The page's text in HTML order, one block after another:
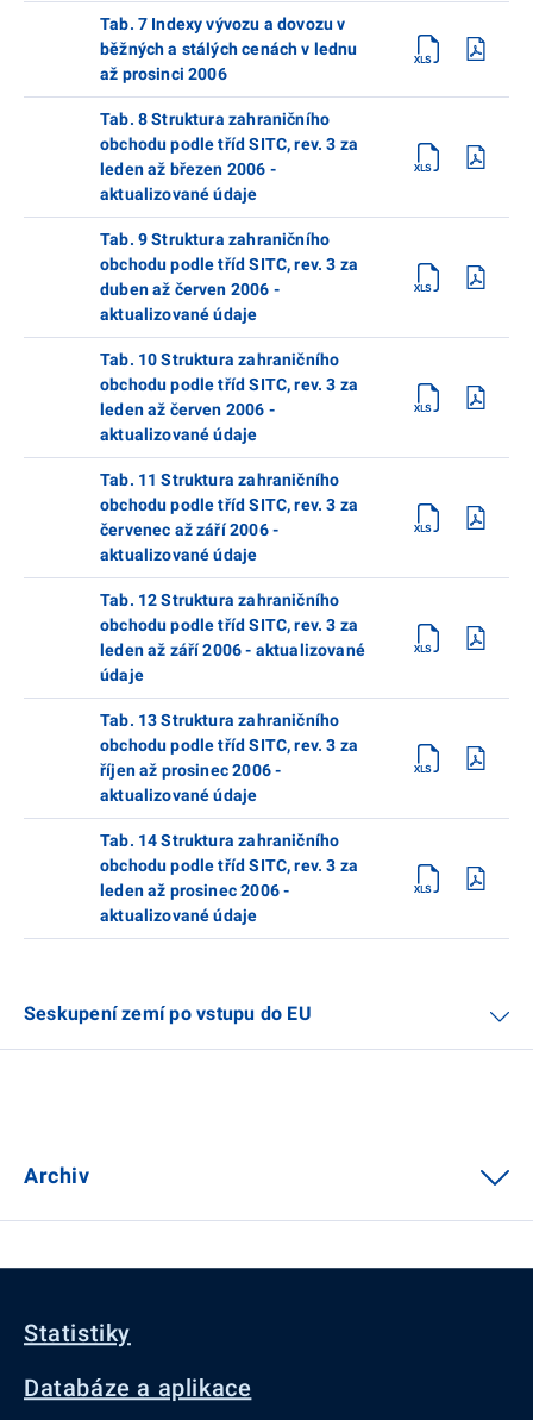
Tab. 7 Indexy vývozu a dovozu v
běžných a stálých cenách v lednu
až prosinci 2006
Tab. 8 Struktura zahraničního
obchodu podle tříd SITC, rev. 3 za
leden až březen 2006 -
aktualizované údaje
Tab. 9 Struktura zahraničního
obchodu podle tříd SITC, rev. 3 za
duben až červen 2006 -
aktualizované údaje
Tab. 10 Struktura zahraničního
obchodu podle tříd SITC, rev. 3 za
leden až červen 2006 -
aktualizované údaje
Tab. 11 Struktura zahraničního
obchodu podle tříd SITC, rev. 3 za
červenec až září 2006 -
aktualizované údaje
Tab. 12 Struktura zahraničního
obchodu podle tříd SITC, rev. 3 za
leden až září 2006 - aktualizované
údaje
Tab. 13 Struktura zahraničního
obchodu podle tříd SITC, rev. 3 za
říjen až prosinec 2006 -
aktualizované údaje
Tab. 14 Struktura zahraničního
obchodu podle tříd SITC, rev. 3 za
leden až prosinec 2006 -
aktualizované údaje
Seskupení zemí po vstupu do EU
Archiv
Statistiky
Databáze a aplikace